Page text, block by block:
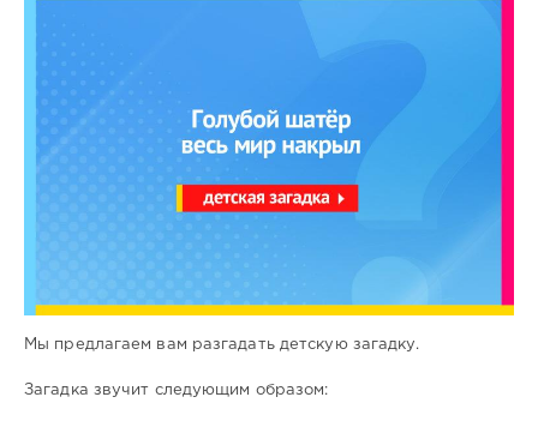
3
Мы предлагаем вам разгадать детскую загадку.
Загадка звучит следующим образом: